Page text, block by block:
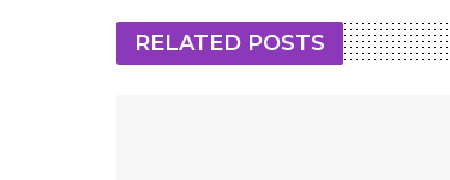
RELATED POSTS